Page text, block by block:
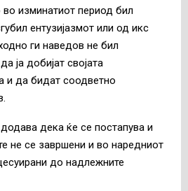
во изминатиот период бил
ентузијазмот или од икс
ги наведов не бил
ја добијат својата
и да бидат соодветно
дека ќе се постапува и
не се завршени и во наредниот
до надлежните